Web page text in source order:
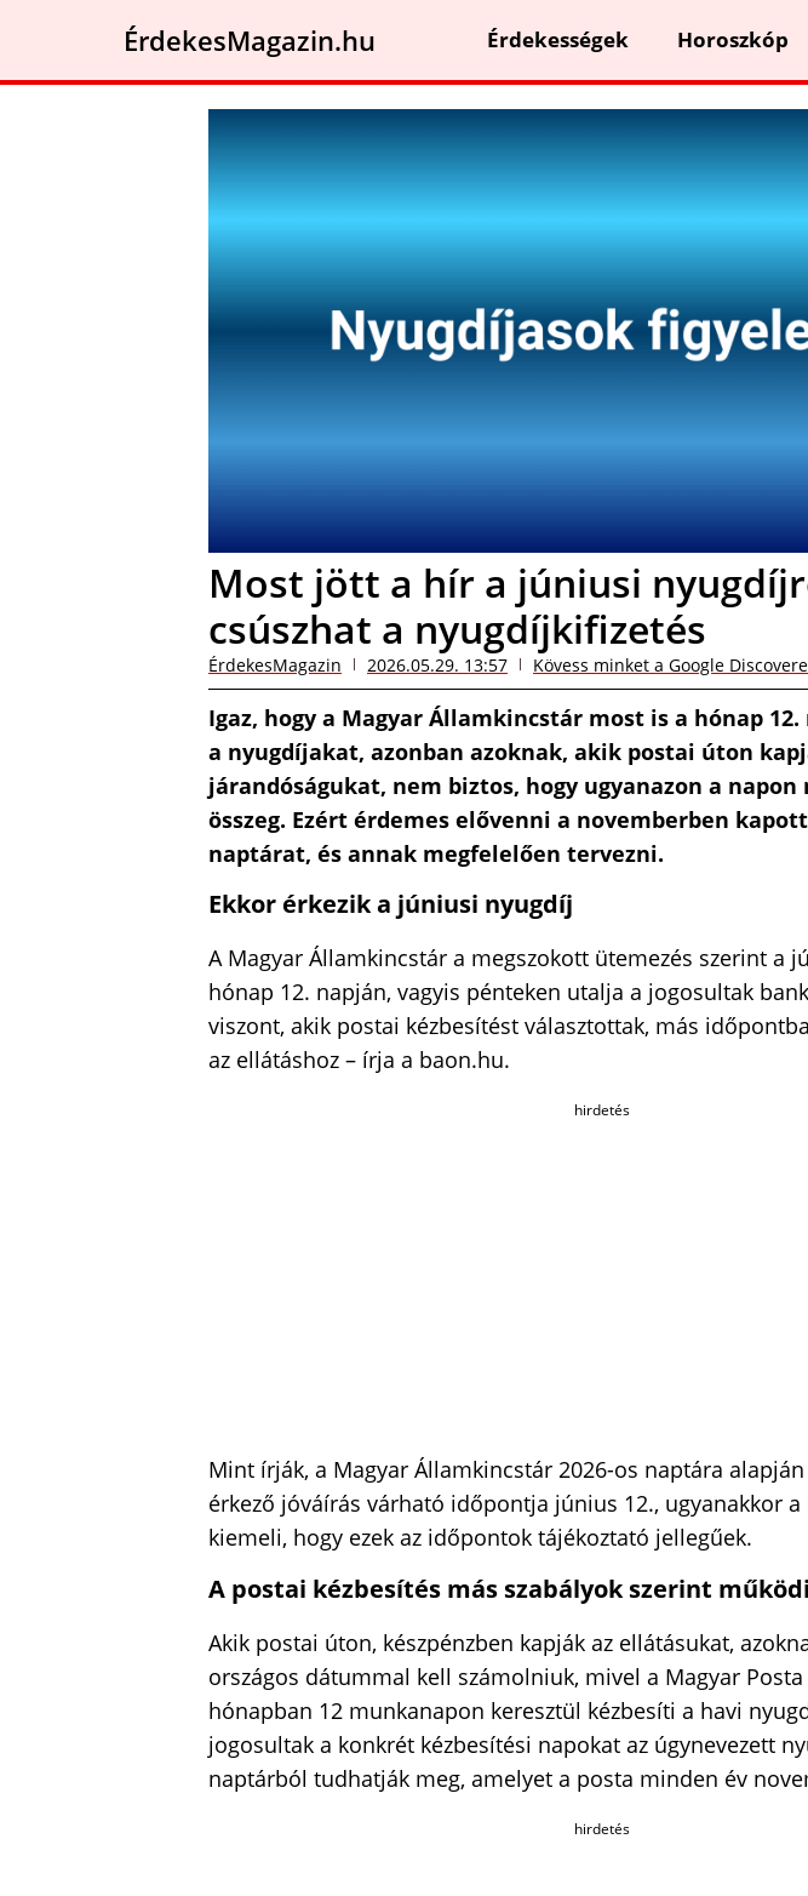
ÉrdekesMagazin.hu Érdekességek Horoszkóp
Most jött a hír a júniusi
csúszhat a nyugdíjkifizetés
ÉrdekesMagazin 2026.05.29. 13:57 Kövess minket a Google
Igaz, hogy a Magyar Államkincstár most is a hónap
a nyugdíjakat, azonban azoknak, akik postai úton
járandóságukat, nem biztos, hogy ugyanazon a napon
összeg. Ezért érdemes elővenni a novemberben
naptárat, és annak megfelelően tervezni.
Ekkor érkezik a júniusi nyugdíj
A Magyar Államkincstár a megszokott ütemezés szerint a
hónap 12. napján, vagyis pénteken utalja a jogosultak
viszont, akik postai kézbesítést választottak, más
az ellátáshoz – írja a baon.hu.
hirdetés
Mint írják, a Magyar Államkincstár 2026-os naptára
érkező jóváírás várható időpontja június 12., ugyanakkor
kiemeli, hogy ezek az időpontok tájékoztató jellegűek.
A postai kézbesítés más szabályok szerint
Akik postai úton, készpénzben kapják az ellátásukat,
országos dátummal kell számolniuk, mivel a Magyar
hónapban 12 munkanapon keresztül kézbesíti a havi
jogosultak a konkrét kézbesítési napokat az úgynevezett
naptárból tudhatják meg, amelyet a posta minden év
hirdetés